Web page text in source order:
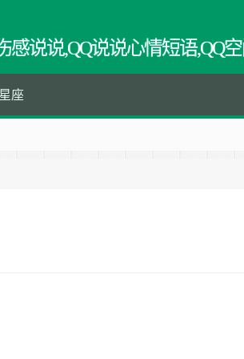
感说说,QQ说说心情短语,QQ
座